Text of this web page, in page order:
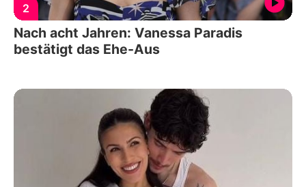
2
Nach acht Jahren: Vanessa Paradis
bestätigt das Ehe-Aus